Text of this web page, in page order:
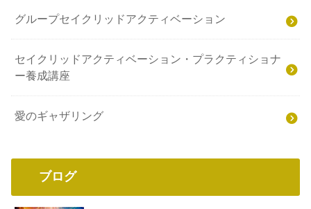
グループセイクリッドアクティベーション
セイクリッドアクティベーション・プラクティショナ
ー養成講座
愛のギャザリング
ブログ